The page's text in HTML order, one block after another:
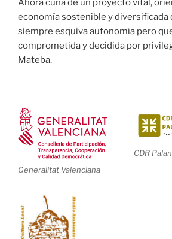
Ahora cuna de un proyecto vital,
economía sostenible y diversificada
siempre esquiva autonomía pero
comprometida y decidida por
Mateba.
Generalitat Valenciana
CDR